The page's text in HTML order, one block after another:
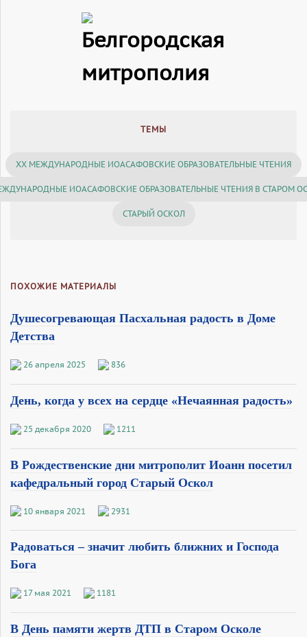
ТЕМЫ
XX МЕЖДУНАРОДНЫЕ ИОАСАФОВСКИЕ ОБРАЗОВАТЕЛЬНЫЕ ЧТЕНИЯ
ИОАСАФОВСКИЕ ОБРАЗОВАТЕЛЬНЫЕ ЧТЕНИЯ В СТАРОМ
СТАРЫЙ ОСКОЛ
ПОХОЖИЕ МАТЕРИАЛЫ
Душесогревающая Пасхальная радость в Доме
Детства
26 апреля 2025 836
День, когда у всех на сердце «Нечаянная радость»
25 декабря 2020 1211
В Рождественские дни митрополит Иоанн посетил
кафедральный город Старый Оскол
10 января 2021 2931
Радоваться – значит любить ближних и Господа
Бога
17 мая 2021 1181
В День памяти жертв ДТП в Старом Осколе